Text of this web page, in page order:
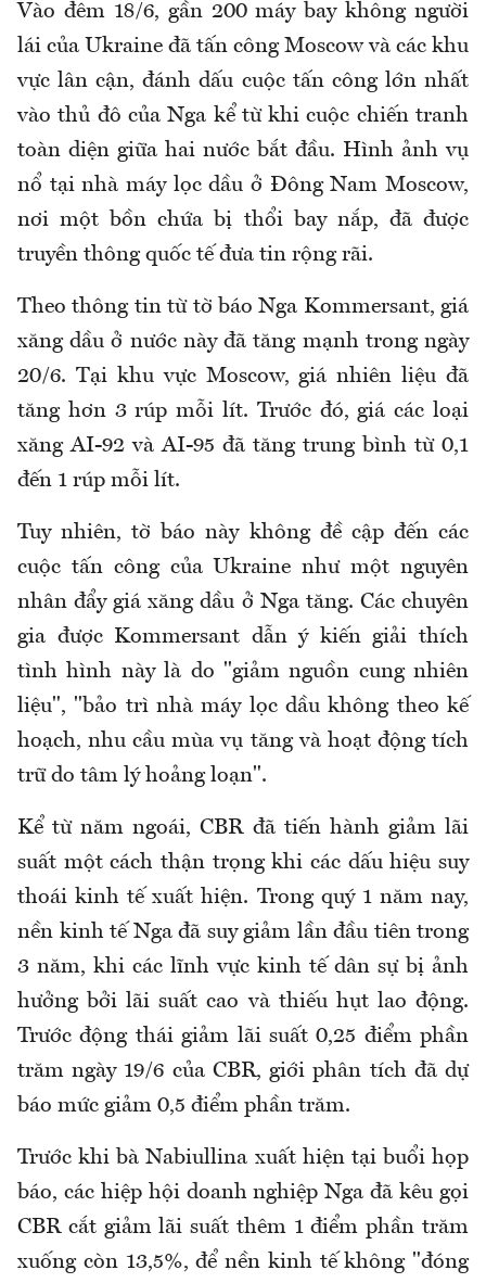
Vào đêm 18/6, gần 200 máy bay không người
lái của Ukraine đã tấn công Moscow và các khu
vực lân cận, đánh dấu cuộc tấn công lớn nhất
vào thủ đô của Nga kể từ khi cuộc chiến tranh
toàn diện giữa hai nước bắt đầu. Hình ảnh vụ
nổ tại nhà máy lọc dầu ở Đông Nam Moscow,
nơi một bồn chứa bị thổi bay nắp, đã được
truyền thông quốc tế đưa tin rộng rãi.
Theo thông tin từ tờ báo Nga Kommersant, giá
xăng dầu ở nước này đã tăng mạnh trong ngày
20/6. Tại khu vực Moscow, giá nhiên liệu đã
tăng hơn 3 rúp mỗi lít. Trước đó, giá các loại
xăng AI-92 và AI-95 đã tăng trung bình từ 0,1
đến 1 rúp mỗi lít.
Tuy nhiên, tờ báo này không đề cập đến các
cuộc tấn công của Ukraine như một nguyên
nhân đẩy giá xăng dầu ở Nga tăng. Các chuyên
gia được Kommersant dẫn ý kiến giải thích
tình hình này là do "giảm nguồn cung nhiên
liệu", "bảo trì nhà máy lọc dầu không theo kế
hoạch, nhu cầu mùa vụ tăng và hoạt động tích
trữ do tâm lý hoảng loạn".
Kể từ năm ngoái, CBR đã tiến hành giảm lãi
suất một cách thận trọng khi các dấu hiệu suy
thoái kinh tế xuất hiện. Trong quý 1 năm nay,
nền kinh tế Nga đã suy giảm lần đầu tiên trong
3 năm, khi các lĩnh vực kinh tế dân sự bị ảnh
hưởng bởi lãi suất cao và thiếu hụt lao động.
Trước động thái giảm lãi suất 0,25 điểm phần
trăm ngày 19/6 của CBR, giới phân tích đã dự
báo mức giảm 0,5 điểm phần trăm.
Trước khi bà Nabiullina xuất hiện tại buổi họp
báo, các hiệp hội doanh nghiệp Nga đã kêu gọi
CBR cắt giảm lãi suất thêm 1 điểm phần trăm
xuống còn 13,5%, để nền kinh tế không "đóng